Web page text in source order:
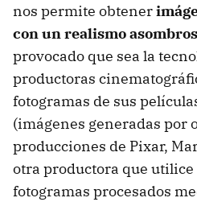
nos permite obtener
con un realismo
provocado que sea la
productoras
fotogramas de sus
(imágenes generadas por
producciones de Pixar,
otra productora que utilice
fotogramas procesados